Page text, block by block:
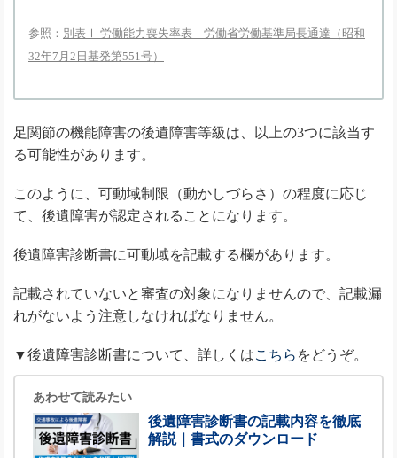
参照： 別表Ⅰ 労働能力喪失率表｜労働省労働基準局長通達（昭和
32年7月2日基発第551号）
足関節の機能障害の後遺障害等級は、以上の3つに該当す
る可能性があります。
このように、可動域制限（動かしづらさ）の程度に応じ
て、後遺障害が認定されることになります。
後遺障害診断書に可動域を記載する欄があります。
記載されていないと審査の対象になりませんので、記載漏
れがないよう注意しなければなりません。
▼後遺障害診断書について、詳しくはこちら をどうぞ。
あわせて読みたい
後遺障害診断書の記載内容を徹底
解説｜書式のダウンロード